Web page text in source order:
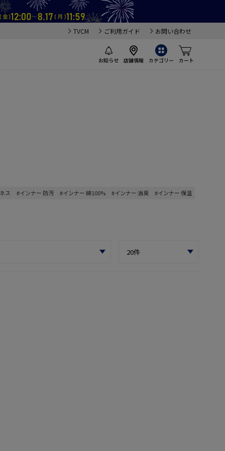
TVCM ご利用ガイド お問い合わせ
お知らせ 店舗情報 カテゴリー カート
ス #インナー 防汚 #インナー 綿100% #インナー 消臭
#インナー 保温